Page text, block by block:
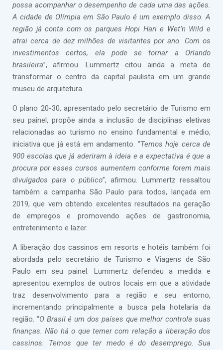
possa acompanhar o desempenho de cada uma das ações.
A cidade de Olímpia em São Paulo é um exemplo disso. A
região já conta com os parques Hopi Hari e Wet’n Wild e
atrai cerca de dez milhões de visitantes por ano. Com os
investimentos certos, ela pode se tornar a Orlando
brasileira”, afirmou. Lummertz citou ainda a meta de
transformar o centro da capital paulista em um grande
museu de arquitetura.
O plano 20-30, apresentado pelo secretário de Turismo em
seu painel, propõe ainda a inclusão de disciplinas eletivas
relacionadas ao turismo no ensino fundamental e médio,
iniciativa que já está em andamento. “Temos hoje cerca de
900 escolas que já aderiram à ideia e a expectativa é que a
procura por esses cursos aumentem conforme forem mais
divulgados para o público”, afirmou. Lummertz ressaltou
também a campanha São Paulo para todos, lançada em
2019, que vem obtendo excelentes resultados na geração
de empregos e promovendo ações de gastronomia,
entretenimento e lazer.
A liberação dos cassinos em resorts e hotéis também foi
abordada pelo secretário de Turismo e Viagens de São
Paulo em seu painel. Lummertz defendeu a medida e
apresentou exemplos de outros locais em que a atividade
traz desenvolvimento para a região e seu entorno,
incrementando principalmente a busca pela hotelaria da
região. “O Brasil é um dos países que melhor controla suas
finanças. Não há o que temer com relação a liberação dos
cassinos. Temos que ter medo é do desemprego. Sua